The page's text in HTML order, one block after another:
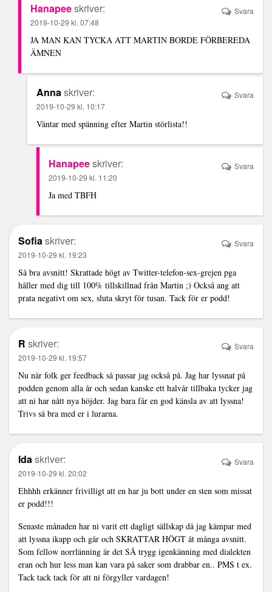
Hanapeeskriver:
2019-10-29 kl. 07:48
JA MAN KAN TYCKA ATT MARTIN BORDE FÖRBEREDA
ÄMNEN
Svara
Annaskriver:
2019-10-29 kl. 10:17
Väntar med spänning efter Martin störlista!!
Svara
Hanapeeskriver:
2019-10-29 kl. 11:20
Ja med TBFH
Svara
Sofiaskriver:
2019-10-29 kl. 19:23
Så bra avsnitt! Skrattade högt av Twitter-telefon-sex-grejen pga
håller med dig till 100% tillskillnad från Martin ;) Också ang att
prata negativt om sex, sluta skryt för tusan. Tack för er podd!
Svara
R skriver:
2019-10-29 kl. 19:57
Nu när folk ger feedback så passar jag också på. Jag har lyssnat på
podden genom alla år och sedan kanske ett halvår tillbaka tycker jag
att ni har nått nya höjder. Jag bara får en god känsla av att lyssna!
Trivs så bra med er i lurarna.
Svara
Idaskriver:
2019-10-29 kl. 20:02
Ehhhh erkänner frivilligt att en har ju bott under en sten som missat
er podd!!!
Senaste månaden har ni varit ett dagligt sällskap då jag kämpar med
att lyssna ikapp och går och SKRATTAR HÖGT åt många avsnitt.
Som fellow norrlänning är det SÅ trygg igenkänning med dialekten
eran och hur less man kan vara på saker som drabbar en.. PMS t ex.
Tack tack tack för att ni förgyller vardagen!
Svara